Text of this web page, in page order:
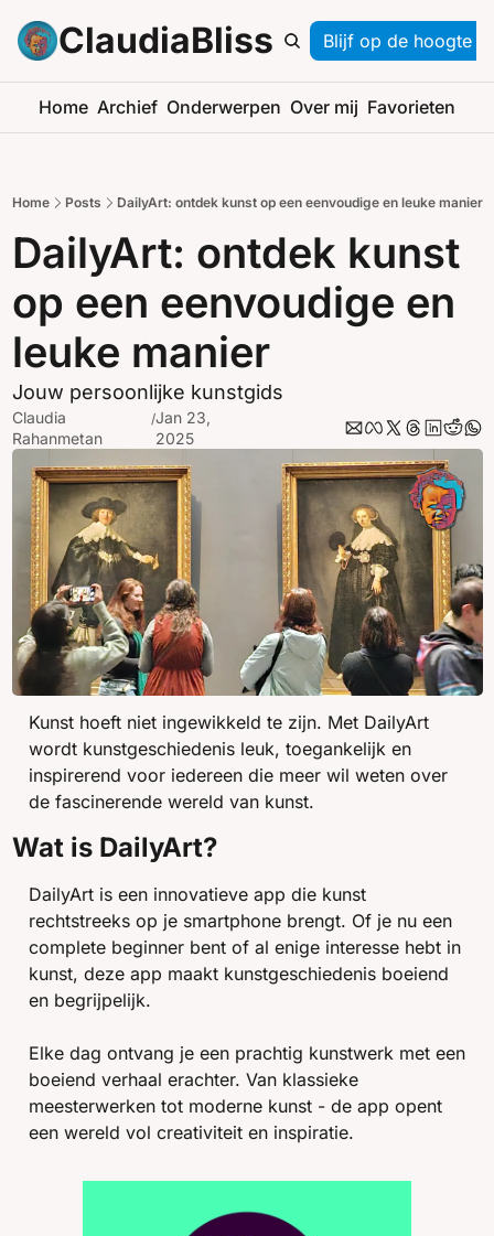
ClaudiaBliss Blijf op de hoogte
Home Archief Onderwerpen Over mij Favorieten
Home Posts DailyArt: ontdek kunst op een eenvoudige en leuke manier
DailyArt: ontdek kunst
op een eenvoudige en
leuke manier
Jouw persoonlijke kunstgids
Claudia
Rahanmetan
/Jan 23,
2025
Kunst hoeft niet ingewikkeld te zijn. Met DailyArt
wordt kunstgeschiedenis leuk, toegankelijk en
inspirerend voor iedereen die meer wil weten over
de fascinerende wereld van kunst.
Wat is DailyArt?
DailyArt is een innovatieve app die kunst
rechtstreeks op je smartphone brengt. Of je nu een
complete beginner bent of al enige interesse hebt in
kunst, deze app maakt kunstgeschiedenis boeiend
en begrijpelijk.
Elke dag ontvang je een prachtig kunstwerk met een
boeiend verhaal erachter. Van klassieke
meesterwerken tot moderne kunst - de app opent
een wereld vol creativiteit en inspiratie.